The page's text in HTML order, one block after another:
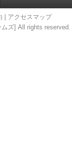
アクセスマップ
ズ] All rights reserved.